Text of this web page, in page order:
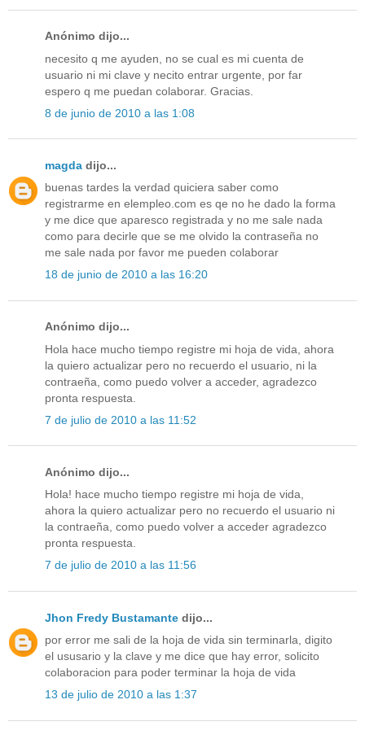
Anónimo dijo...
necesito q me ayuden, no se cual es mi cuenta de
usuario ni mi clave y necito entrar urgente, por far
espero q me puedan colaborar. Gracias.
8 de junio de 2010 a las 1:08
magda dijo...
buenas tardes la verdad quiciera saber como
registrarme en elempleo.com es qe no he dado la forma
y me dice que aparesco registrada y no me sale nada
como para decirle que se me olvido la contraseña no
me sale nada por favor me pueden colaborar
18 de junio de 2010 a las 16:20
Anónimo dijo...
Hola hace mucho tiempo registre mi hoja de vida, ahora
la quiero actualizar pero no recuerdo el usuario, ni la
contraeña, como puedo volver a acceder, agradezco
pronta respuesta.
7 de julio de 2010 a las 11:52
Anónimo dijo...
Hola! hace mucho tiempo registre mi hoja de vida,
ahora la quiero actualizar pero no recuerdo el usuario ni
la contraeña, como puedo volver a acceder agradezco
pronta respuesta.
7 de julio de 2010 a las 11:56
Jhon Fredy Bustamante dijo...
por error me sali de la hoja de vida sin terminarla, digito
el ususario y la clave y me dice que hay error, solicito
colaboracion para poder terminar la hoja de vida
13 de julio de 2010 a las 1:37